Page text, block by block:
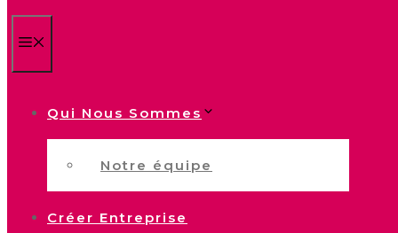
Qui Nous Sommes
Notre équipe
Créer Entreprise